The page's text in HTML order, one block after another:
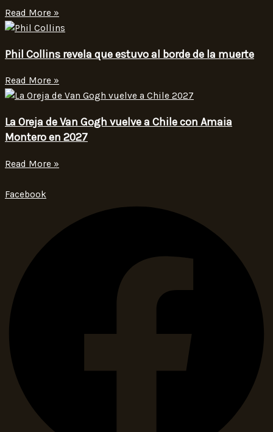
Read More »
Phil Collins revela que estuvo al borde de la muerte
Read More »
La Oreja de Van Gogh vuelve a Chile con Amaia
Montero en 2027
Read More »
Facebook